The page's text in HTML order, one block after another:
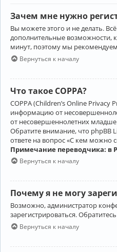
Зачем мне нужно
Вы можете этого и не делать.
дополнительные возможности,
минут, поэтому мы рекомендуем
Вернуться к началу
Что такое COPPA?
COPPA (Children’s Online
информацию от
от несовершеннолетних
Обратите внимание, что phpBB
ответе на вопрос «С кем можно
Примечание переводчика: в
Вернуться к началу
Почему я не могу
Возможно, администратор
зарегистрироваться.
Вернуться к началу